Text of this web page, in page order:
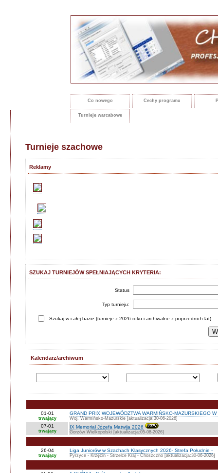
Co nowego Cechy programu
Turnieje warcabowe
Turnieje szachowe
Reklamy
SZUKAJ TURNIEJÓW SPEŁNIAJĄCYCH KRYTERIA:
Status
Typ turnieju:
Szukaj w całej bazie (turnieje z 2026 roku i archiwalne z poprzednich lat)
Kalendarz/archiwum
01-01
trwający
GRAND PRIX WOJEWÓDZTWA WARMIŃSKO-MAZURSKIEGO
Woj. Warmińsko-Mazurskie [aktualizacja:30-06-2026]
07-01
trwający
IX Memoriał Józefa Matwija 2026
Gorzów Wielkopolski [aktualizacja:05-08-2026]
26-04
trwający
Liga Juniorów w Szachach Klasycznych 2026- Strefa Południe -
Pyrzyce - Krzęcin - Strzelce Kraj - Choszczno [aktualizacja:30-06-2026]